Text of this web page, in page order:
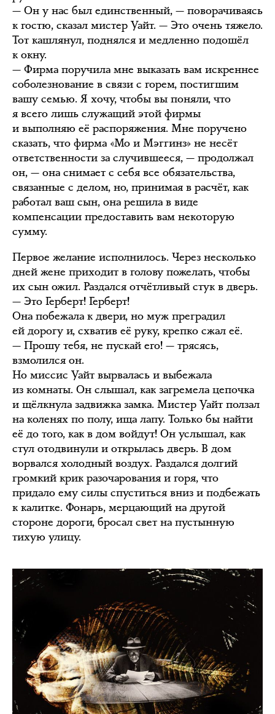
— Он у нас был единственный, — поворачиваясь
к гостю, сказал мистер Уайт. — Это очень тяжело.
Тот кашлянул, поднялся и медленно подошёл
к окну.
— Фирма поручила мне выказать вам искреннее
соболезнование в связи с горем, постигшим
вашу семью. Я хочу, чтобы вы поняли, что
я всего лишь служащий этой фирмы
и выполняю её распоряжения. Мне поручено
сказать, что фирма «Мо и Мэггинз» не несёт
ответственности за случившееся, — продолжал
он, — она снимает с себя все обязательства,
связанные с делом, но, принимая в расчёт, как
работал ваш сын, она решила в виде
компенсации предоставить вам некоторую
сумму.
Первое желание исполнилось. Через несколько
дней жене приходит в голову пожелать, чтобы
их сын ожил. Раздался отчётливый стук в дверь.
— Это Герберт! Герберт!
Она побежала к двери, но муж преградил
ей дорогу и, схватив её руку, крепко сжал её.
— Прошу тебя, не пускай его! — трясясь,
взмолился он.
Но миссис Уайт вырвалась и выбежала
из комнаты. Он слышал, как загремела цепочка
и щёлкнула задвижка замка. Мистер Уайт ползал
на коленях по полу, ища лапу. Только бы найти
её до того, как в дом войдут! Он услышал, как
стул отодвинули и открылась дверь. В дом
ворвался холодный воздух. Раздался долгий
громкий крик разочарования и горя, что
придало ему силы спуститься вниз и подбежать
к калитке. Фонарь, мерцающий на другой
стороне дороги, бросал свет на пустынную
тихую улицу.